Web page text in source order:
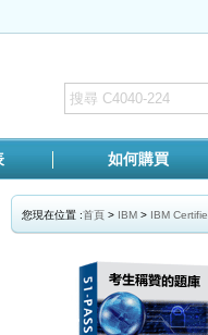
如何購買
您現在位置 :首頁 > IBM > IBM